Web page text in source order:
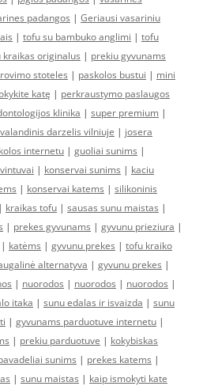
padangos | Geriausi vasariniu
| tofu su bambuko anglimi | tofu
kraikas originalus | prekiu gyvunams
stoteles | paskolos bustui | mini
katę | perkraustymo paslaugos
klinika | super premium |
valandinis darzelis vilniuje | josera
internetu | guoliai sunims |
| konservai sunims | kaciu
| konservai katems | silikoninis
| kraikas tofu | sausas sunu maistas |
| prekes gyvunams | gyvunu prieziura |
| katėms | gyvunu prekes | tofu kraiko
alternatyva | gyvunu prekes |
| nuorodos | nuorodos | nuorodos |
itaka | sunu edalas ir isvaizda | sunu
| gyvunams parduotuve internetu |
| prekiu parduotuve | kokybiskas
sunims | prekes katems |
| sunu maistas | kaip ismokyti kate